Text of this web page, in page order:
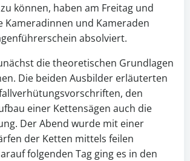
können, haben am Freitag und
Kameradinnen und Kameraden
absolviert.
die theoretischen Grundlagen
Die beiden Ausbilder erläuterten
den
einer Kettensägen auch die
Der Abend wurde mit einer
der Ketten mittels feilen
folgenden Tag ging es in den